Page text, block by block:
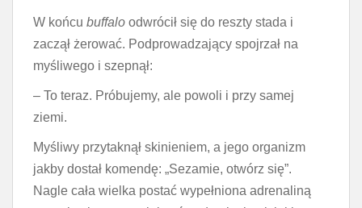
W końcu buffalo odwrócił się do reszty stada i
zaczął żerować. Podprowadzający spojrzał na
myśliwego i szepnął:
– To teraz. Próbujemy, ale powoli i przy samej
ziemi.
Myśliwy przytaknął skinieniem, a jego organizm
jakby dostał komendę: „Sezamie, otwórz się”.
Nagle cała wielka postać wypełniona adrenaliną